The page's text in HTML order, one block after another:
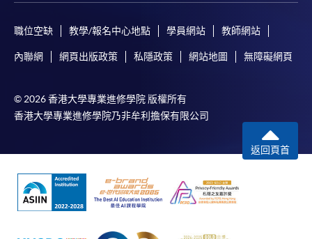
職位空缺 教學/報名中心地點 學員網站 教師網站
內聯網 網頁出版政策 私隱政策 網站地圖 無障礙網頁
© 2026 香港大學專業進修學院 版權所有
香港大學專業進修學院乃非牟利擔保有限公司
返回頁首